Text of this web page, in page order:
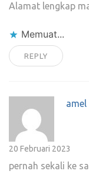
Alamat lengkap
Memuat...
REPLY
20 Februari 2023
pernah sekali ke